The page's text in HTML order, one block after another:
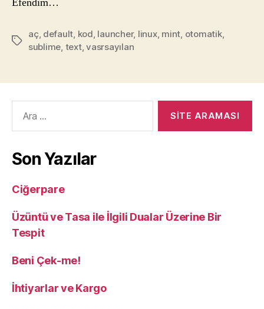
Etiketler
aç, default, kod, launcher, linux, mint, otomatik,
sublime, text,vasrsayılan
yap:
Son Yazılar
Ciğerpare
Üzüntü ve Tasa ile İlgili Dualar Üzerine Bir
Tespit
Beni Çek-me!
İhtiyarlar ve Kargo